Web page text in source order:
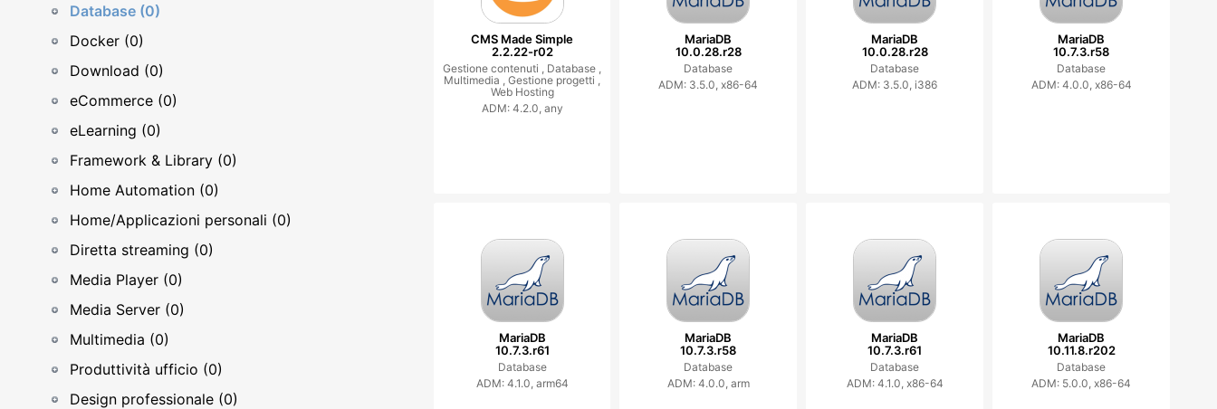
Database (0)
Docker (0)
Download (0)
eCommerce (0)
eLearning (0)
Framework & Library (0)
Home Automation (0)
Home/Applicazioni personali (0)
Diretta streaming (0)
Media Player (0)
Media Server (0)
Multimedia (0)
Produttività ufficio (0)
Design professionale (0)
CMS Made Simple
2.2.22-r02
Gestione contenuti , Database ,
Multimedia ,Gestione progetti ,
Web Hosting
ADM: 4.2.0, any
MariaDB
10.0.28.r28
Database
ADM: 3.5.0, x86-64
MariaDB
10.0.28.r28
Database
ADM: 3.5.0, i386
MariaDB
10.7.3.r58
Database
ADM: 4.0.0, x86-64
MariaDB
10.7.3.r61
Database
ADM: 4.1.0, arm64
MariaDB
10.7.3.r58
Database
ADM: 4.0.0, arm
MariaDB
10.7.3.r61
Database
ADM: 4.1.0, x86-64
MariaDB
10.11.8.r202
Database
ADM: 5.0.0, x86-64